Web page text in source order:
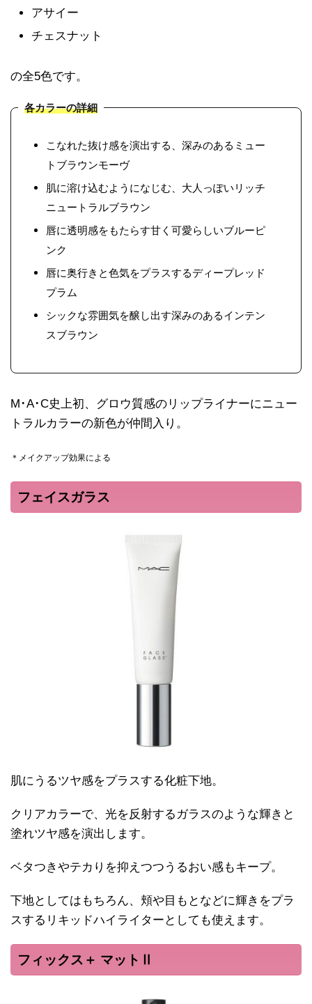
アサイー
チェスナット
の全5色です。
各カラーの詳細
こなれた抜け感を演出する、深みのあるミュー
トブラウンモーヴ
肌に溶け込むようになじむ、大人っぽいリッチ
ニュートラルブラウン
唇に透明感をもたらす甘く可愛らしいブルーピ
ンク
唇に奥行きと色気をプラスするディープレッド
プラム
シックな雰囲気を醸し出す深みのあるインテン
スブラウン
M･A･C史上初、グロウ質感のリップライナーにニュー
トラルカラーの新色が仲間入り。
＊メイクアップ効果による
フェイスガラス
肌にうるツヤ感をプラスする化粧下地。
クリアカラーで、光を反射するガラスのような輝きと
塗れツヤ感を演出します。
ベタつきやテカりを抑えつつうるおい感もキープ。
下地としてはもちろん、頬や目もとなどに輝きをプラ
スするリキッドハイライターとしても使えます。
フィックス＋ マットⅡ